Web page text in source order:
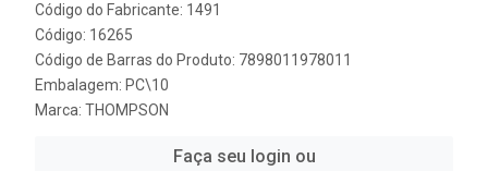
Código do Fabricante: 1491
Código: 16265
Código de Barras do Produto: 7898011978011
Embalagem: PC\10
Marca: THOMPSON
Faça seu login ou